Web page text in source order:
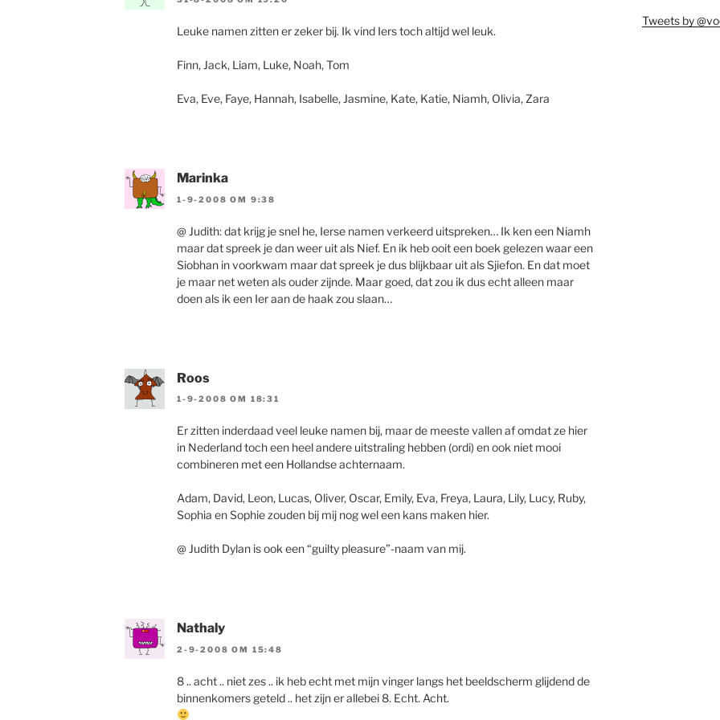
Leuke namen zitten er zeker bij. Ik vind Iers toch altijd wel leuk.
Finn, Jack, Liam, Luke, Noah, Tom
Eva, Eve, Faye, Hannah, Isabelle, Jasmine, Kate, Katie, Niamh, Olivia, Zara
Marinka
1-9-2008 OM 9:38
@ Judith: dat krijg je snel he, Ierse namen verkeerd uitspreken… Ik ken een Niamh
maar dat spreek je dan weer uit als Nief. En ik heb ooit een boek gelezen waar een
Siobhan in voorkwam maar dat spreek je dus blijkbaar uit als Sjiefon. En dat moet
je maar net weten als ouder zijnde. Maar goed, dat zou ik dus echt alleen maar
doen als ik een Ier aan de haak zou slaan…
Roos
1-9-2008 OM 18:31
Er zitten inderdaad veel leuke namen bij, maar de meeste vallen af omdat ze hier
in Nederland toch een heel andere uitstraling hebben (ordi) en ook niet mooi
combineren met een Hollandse achternaam.
Adam, David, Leon, Lucas, Oliver, Oscar, Emily, Eva, Freya, Laura, Lily, Lucy, Ruby,
Sophia en Sophie zouden bij mij nog wel een kans maken hier.
@ Judith Dylan is ook een “guilty pleasure”-naam van mij.
Nathaly
2-9-2008 OM 15:48
8 .. acht .. niet zes .. ik heb echt met mijn vinger langs het beeldscherm glijdend de
binnenkomers geteld .. het zijn er allebei 8. Echt. Acht.
Tweets by